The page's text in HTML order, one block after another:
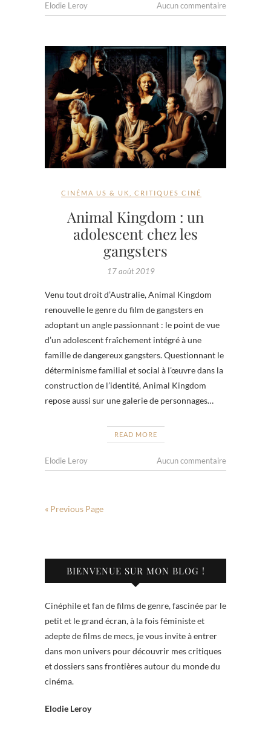
Elodie Leroy Aucun commentaire
CINÉMA US & UK CRITIQUES CINÉ
Animal Kingdom : un
adolescent chez les
gangsters
17 août 2019
Venu tout droit d’Australie, Animal Kingdom
renouvelle le genre du film de gangsters en
adoptant un angle passionnant : le point de vue
d’un adolescent fraîchement intégré à une
famille de dangereux gangsters. Questionnant le
déterminisme familial et social à l’œuvre dans la
construction de l’identité, Animal Kingdom
repose aussi sur une galerie de personnages…
READ MORE
Elodie Leroy Aucun commentaire
« Previous Page
BIENVENUE SUR MON BLOG !
Cinéphile et fan de films de genre, fascinée par le
petit et le grand écran, à la fois féministe et
adepte de films de mecs, je vous invite à entrer
dans mon univers pour découvrir mes critiques
et dossiers sans frontières autour du monde du
cinéma.
Elodie Leroy